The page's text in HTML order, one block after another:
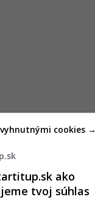
jasné, ako
účelné.
ako
tvoj súhlas
cookies →